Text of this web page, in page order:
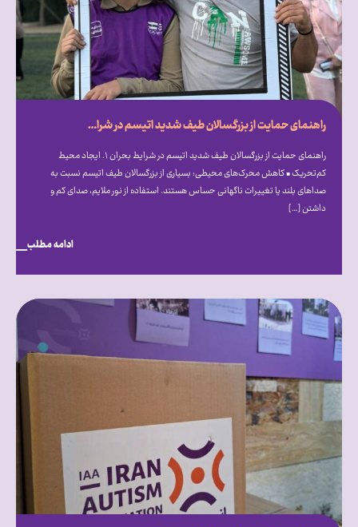
راهنمای حمایت از بزرگسالان طیف شدید اتیسم در شرایط بحران
راهنمای حمایت از بزرگسالان طیف شدید اتیسم در شرایط بحران ۱. ایجاد محیط
کم‌تحریک • کاهش محرک‌های محیطی: بسیاری از بزرگسالان طیف اتیسم نسبت به
صداهای بلند یا تغییرات ناگهانی حساس هستند. استفاده از نور ملایم، صدای کم و
داشتن […]
ادامه مطلب